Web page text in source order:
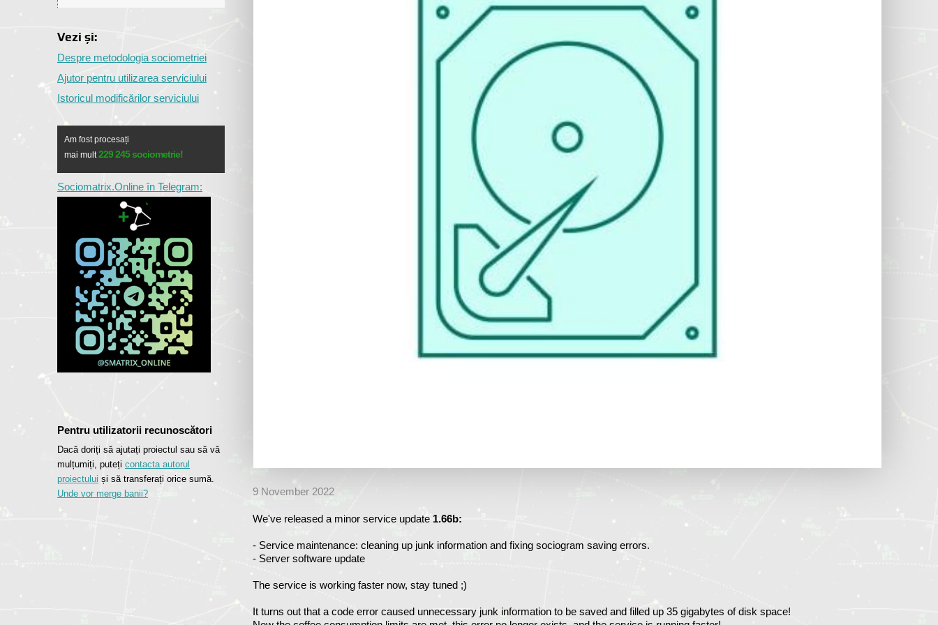
9 November 2022
We've released a minor service update 1.66b:
- Service maintenance: cleaning up junk information and fixing sociogram saving errors.
- Server software update
The service is working faster now, stay tuned ;)
It turns out that a code error caused unnecessary junk information to be saved and filled up 35 gigabytes of disk space!
Vezi și:
Despre metodologia sociometriei
Ajutor pentru utilizarea serviciului
Istoricul modificărilor serviciului
Am fost procesați
mai mult229 245 sociometrie!
Sociomatrix.Online în Telegram:
Pentru utilizatorii recunoscători
Dacă doriți să ajutați proiectul sau să vă
mulțumiți, puteți contacta autorul
proiectului și să transferați orice sumă.
Unde vor merge banii?